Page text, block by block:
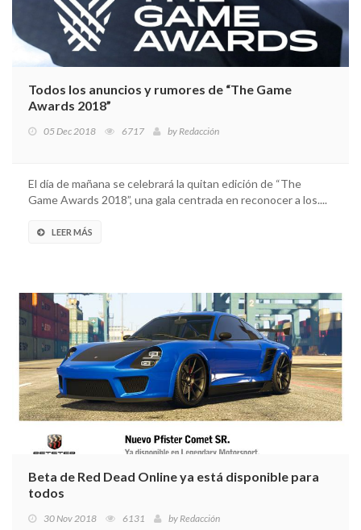
Todos los anuncios y rumores de “The Game
Awards 2018”
05 Dec 2018 6717 byRedacción
El día de mañana se celebrará la quitan edición de “The
Game Awards 2018”, una gala centrada en reconocer a los....
LEER MÁS
Beta de Red Dead Online ya está disponible para
todos
30 Nov 2018 6131 byRedacción